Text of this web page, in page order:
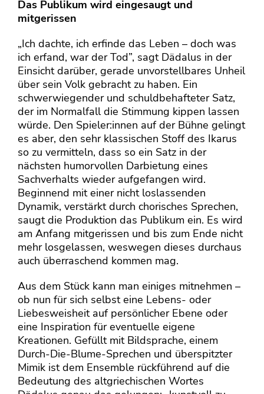
Das Publikum wird eingesaugt und
mitgerissen
„Ich dachte, ich erfinde das Leben – doch was
ich erfand, war der Tod”, sagt Dädalus in der
Einsicht darüber, gerade unvorstellbares Unheil
über sein Volk gebracht zu haben. Ein
schwerwiegender und schuldbehafteter Satz,
der im Normalfall die Stimmung kippen lassen
würde. Den Spieler:innen auf der Bühne gelingt
es aber, den sehr klassischen Stoff des Ikarus
so zu vermitteln, dass so ein Satz in der
nächsten humorvollen Darbietung eines
Sachverhalts wieder aufgefangen wird.
Beginnend mit einer nicht loslassenden
Dynamik, verstärkt durch chorisches Sprechen,
saugt die Produktion das Publikum ein. Es wird
am Anfang mitgerissen und bis zum Ende nicht
mehr losgelassen, weswegen dieses durchaus
auch überraschend kommen mag.
Aus dem Stück kann man einiges mitnehmen –
ob nun für sich selbst eine Lebens- oder
Liebesweisheit auf persönlicher Ebene oder
eine Inspiration für eventuelle eigene
Kreationen. Gefüllt mit Bildsprache, einem
Durch-Die-Blume-Sprechen und überspitzter
Mimik ist dem Ensemble rückführend auf die
Bedeutung des altgriechischen Wortes